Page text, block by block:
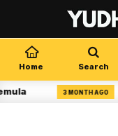
Home Search
3 MONTH AGO